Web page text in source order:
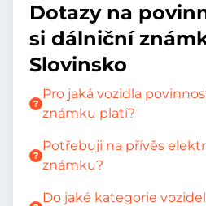
Dotazy na
si dálniční
Slovinsko
Pro jaká vozidla
známku platí?
Potřebuji na přívěs
známku?
Do jaké kategorie